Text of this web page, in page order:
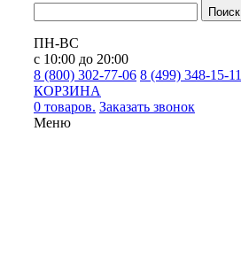
Поиск
ПН-ВС
с 10:00 до 20:00
8 (800) 302-77-06 8 (499) 348-15-11
КОРЗИНА
0 товаров. Заказать звонок
Меню